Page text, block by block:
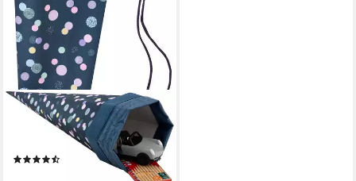
MCNEILL
Schultüte Polly, Made in
24,95 €